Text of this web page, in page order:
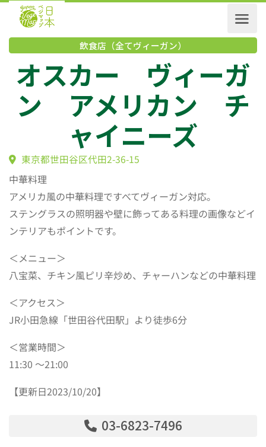
飲食店（全てヴィーガン）
オスカー ヴィー
ン アメリカン
ャイニーズ
東京都世田谷区代田2-36-15
中華料理
アメリカ風の中華料理ですべてヴィーガン対応。
ステングラスの照明器や壁に飾ってある料理の画像などイ
ンテリアもポイントです。
＜メニュー＞
八宝菜、チキン風ピリ辛炒め、チャーハンなどの中華料理
＜アクセス＞
JR小田急線「世田谷代田駅」より徒歩6分
＜営業時間＞
11:30 ～21:00
【更新日2023/10/20】
03-6823-7496